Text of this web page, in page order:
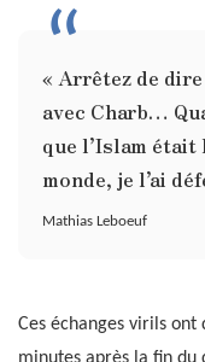
« Arrêtez de dire
avec Charb…
que l’Islam
monde, je l’ai
Mathias Leboeuf
Ces échanges virils ont